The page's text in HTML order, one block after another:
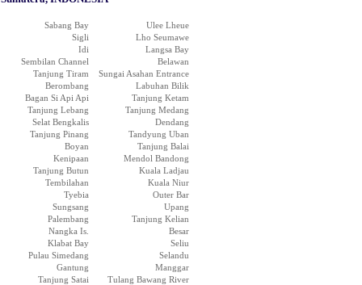
Sabang Bay
Ulee Lheue
Sigli
Lho Seumawe
Idi
Langsa Bay
Sembilan Channel
Belawan
Tanjung Tiram
Sungai Asahan Entrance
Berombang
Labuhan Bilik
Bagan Si Api Api
Tanjung Ketam
Tanjung Lebang
Tanjung Medang
Selat Bengkalis
Dendang
Tanjung Pinang
Tandyung Uban
Boyan
Tanjung Balai
Kenipaan
Mendol Bandong
Tanjung Butun
Kuala Ladjau
Tembilahan
Kuala Niur
Tyebia
Outer Bar
Sungsang
Upang
Palembang
Tanjung Kelian
Nangka Is.
Besar
Klabat Bay
Seliu
Pulau Simedang
Selandu
Gantung
Manggar
Tanjung Satai
Tulang Bawang River